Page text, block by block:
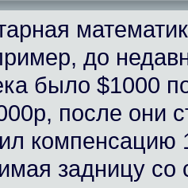
до
было $1000
после они
компенсацию
задницу со